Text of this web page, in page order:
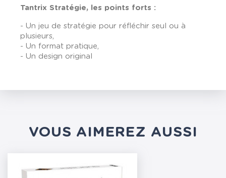
Tantrix Stratégie, les points forts :
- Un jeu de stratégie pour réfléchir seul ou à
plusieurs,
- Un format pratique,
- Un design original
VOUS AIMEREZ AUSSI